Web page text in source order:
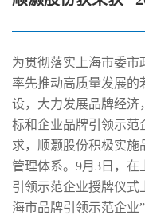
为贯彻落实上海市委市
率先推动高质量发展的
设，大力发展品牌经济
标和企业品牌引领示范
求，顺灏股份积极实
管理体系。9月3日，在
引领示范企业授牌仪式
海市品牌引领示范企业”